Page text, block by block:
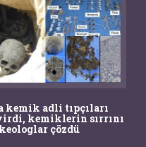
kemik adli tıpçıları
kemiklerin sırrını
çözdü